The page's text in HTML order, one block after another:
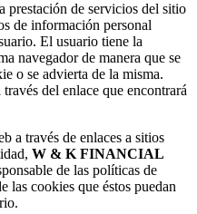
prestación de servicios del sitio
de información personal
El usuario tiene la
navegador de manera que se
o se advierta de la misma.
del enlace que encontrará
a través de enlaces a sitios
W & K FINANCIAL
de las políticas de
las cookies que éstos puedan